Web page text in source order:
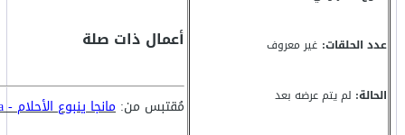
عدد الحلقات: غير معروف
الحالة: لم يتم عرضه بعد
أعمال ذات صلة
مُقتبس من: مانجا ينبوع الأحلام - Ranma ½